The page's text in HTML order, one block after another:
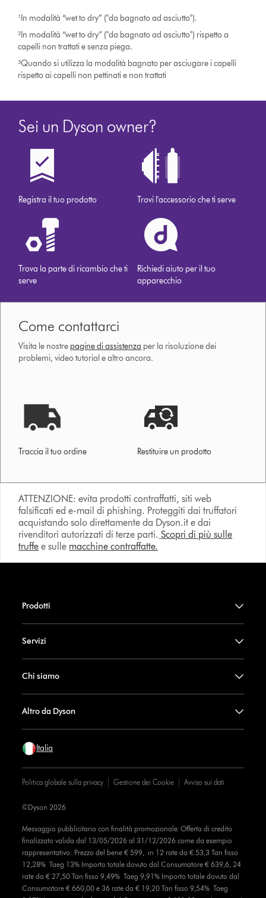
¹In modalità “wet to dry” ("da bagnato ad asciutto").
²In modalità “wet to dry” ("da bagnato ad asciutto") rispetto a
capelli non trattati e senza piega.
³Quando si utilizza la modalità bagnato per asciugare i capelli
rispetto ai capelli non pettinati e non trattati
Sei un Dyson owner?
Registra il tuo prodotto Trovi l'accessorio che ti serve
Trova la parte di ricambio che ti
serve
Richiedi aiuto per il tuo
apparecchio
Come contattarci
Visita le nostre pagine di assistenza per la risoluzione dei
problemi, video tutorial e altro ancora.
Traccia il tuo ordine Restituire un prodotto
ATTENZIONE: evita prodotti contraffatti, siti web
falsificati ed e-mail di phishing. Proteggiti dai truffatori
acquistando solo direttamente da Dyson.it e dai
rivenditori autorizzati di terze parti. Scopri di più sulle
truffe e sulle macchine contraffatte.
Prodotti
Servizi
Chi siamo
Altro da Dyson
Italia
Politica globale sulla privacy Gestione dei Cookie Avviso sui dati
Messaggio pubblicitario con finalità promozionale. Offerta di credito
finalizzato valida dal 13/05/2026 al 31/12/2026 come da esempio
rappresentativo: Prezzo del bene € 599, in 12 rate da € 53,3 Tan fisso
12,28% Taeg 13% Importo totale dovuto dal Consumatore € 639,6, 24
rate da € 27,50 Tan fisso 9,49% Taeg 9,91% Importo totale dovuto dal
Consumatore € 660,00 e 36 rate da € 19,20 Tan fisso 9,54% Taeg
©Dyson 2026